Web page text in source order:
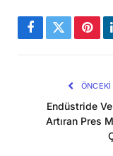
Facebook
Twitter
Endüstride
Artıran Pres